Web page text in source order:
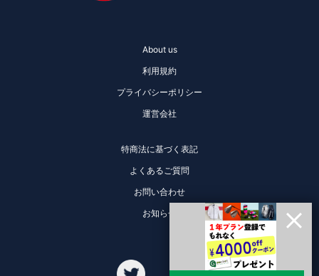
About us
利用規約
プライバシーポリシー
運営会社
特商法に基づく表記
よくあるご質問
お問い合わせ
お知らせ